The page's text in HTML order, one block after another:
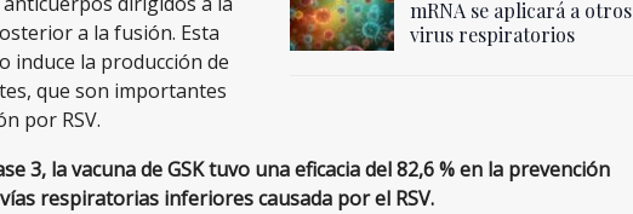
mRNA se aplicará a otros
virus respiratorios
a la fusión. Esta
induce la producción de
que son importantes
por RSV.
3, la vacuna de GSK tuvo una eficacia del 82,6 % en la prevención
respiratorias inferiores causada por el RSV.